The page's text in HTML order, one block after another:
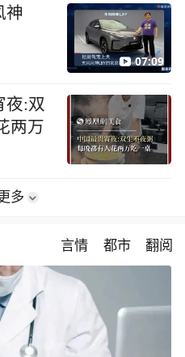
神
07:09
夜:双
两万
多
言情 都市 翻阅